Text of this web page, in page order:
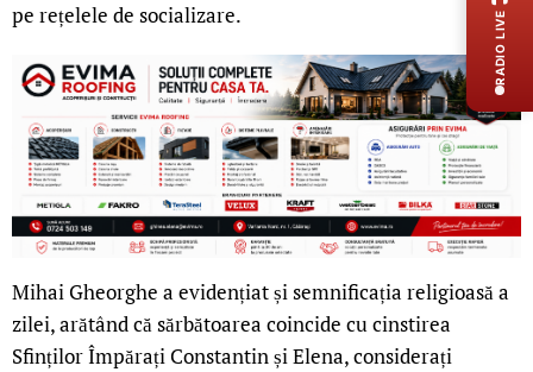
pe rețelele de socializare.
Mihai Gheorghe a evidențiat și semnificația religioasă a
zilei, arătând că sărbătoarea coincide cu cinstirea
Sfinților Împărați Constantin și Elena, considerați
RADIO LIVE